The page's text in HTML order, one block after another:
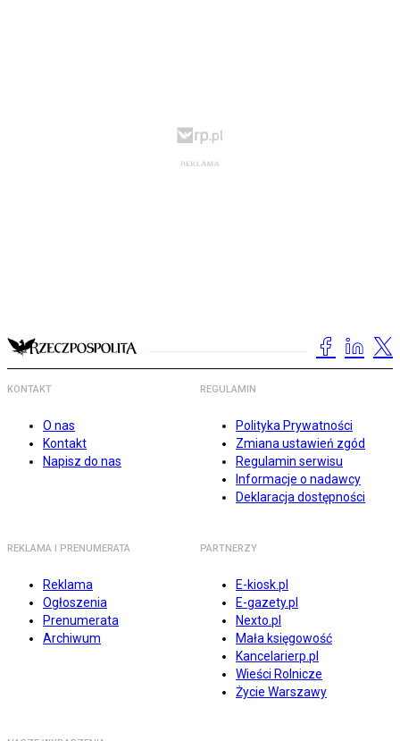
KONTAKT
O nas
Kontakt
Napisz do nas
REGULAMIN
Polityka Prywatności
Zmiana ustawień zgód
Regulamin serwisu
Informacje o nadawcy
Deklaracja dostępności
REKLAMA I PRENUMERATA
Reklama
Ogłoszenia
Prenumerata
Archiwum
PARTNERZY
E-kiosk.pl
E-gazety.pl
Nexto.pl
Mała księgowość
Kancelarierp.pl
Wieści Rolnicze
Życie Warszawy